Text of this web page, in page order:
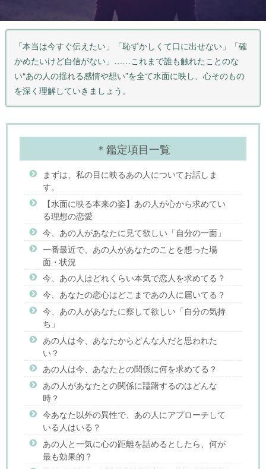
「本当は今すぐ伝えたい」「恥ずかしくて口に出せない」「確
かめたいけど自信がない」……これまで誰も触れたことのな
い“あの人の揺れる感情や想い”を全て水面に映し、心そのもの
を深く理解していきましょう。
＊鑑定項目一覧
まずは、私の目に映るあの人についてお話しま
す。
【水面に映る本来の姿】あの人が心から求めてい
る理想の恋愛
今、あの人があなたに見て欲しい「自分の一面」
一番最近で、あの人があなたのことを想った場
面・状況
今、あの人はどれくらい本気で恋人を求めてる？
今、あなたの恋心はどこまであの人に届いてる？
今、あの人があなたに察して欲しい「自分の気持
ち」
あの人は今、あなたからどんな人だと思われた
い？
あの人は今、あなたとの関係に何を求めてる？
あの人があなたとの関係に躊躇するのはどんな
時？
今あなた以外の異性で、あの人にアプローチして
いる人はいる？
あの人と一気に心の距離を詰めるとしたら、何が
最も効果的？